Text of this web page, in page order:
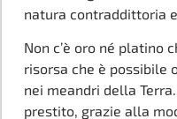
natura contraddittoria
Non c’è oro né platino
risorsa che è possibile
nei meandri della
prestito, grazie alla